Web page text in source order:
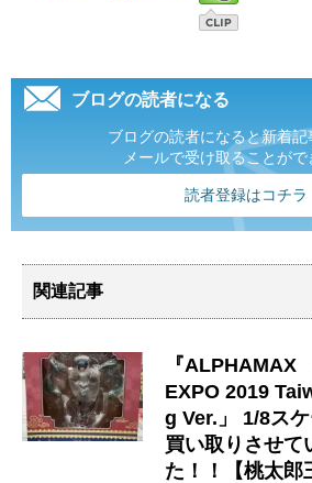
ブログの読者になる
ブログの読者になると新着記
メールで受け取ることがで
読者登録はコチラ
関連記事
『
EXPO 2019
g Ver.」 1/8スケ
買い取りさせて
た！！【桃太郎